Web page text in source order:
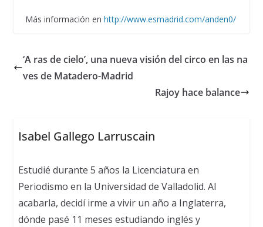
Más información en http://www.esmadrid.com/anden0/
‘A ras de cielo’, una nueva visión del circo en las na
ves de Matadero-Madrid
Rajoy hace balance
Isabel Gallego Larruscain
Estudié durante 5 años la Licenciatura en
Periodismo en la Universidad de Valladolid. Al
acabarla, decidí irme a vivir un año a Inglaterra,
dónde pasé 11 meses estudiando inglés y